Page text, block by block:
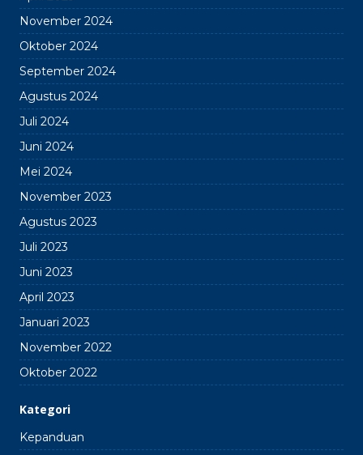
November 2024
Oktober 2024
September 2024
Agustus 2024
Juli 2024
Juni 2024
Mei 2024
November 2023
Agustus 2023
Juli 2023
Juni 2023
April 2023
Januari 2023
November 2022
Oktober 2022
Kategori
Kepanduan